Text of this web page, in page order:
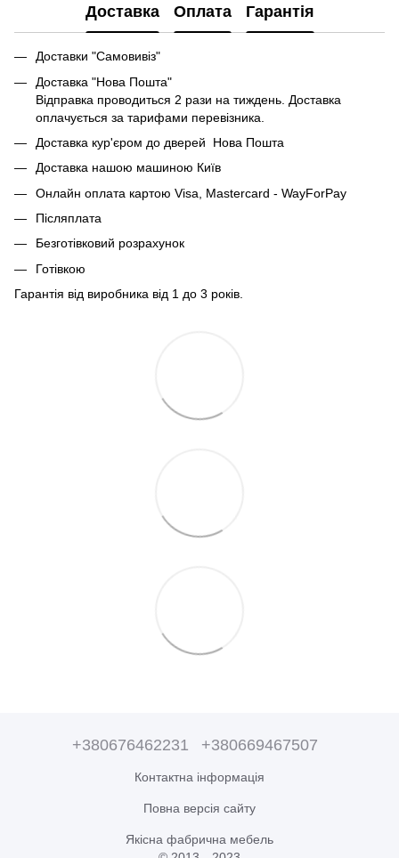
Доставка Оплата Гарантія
Доставки "Самовивіз"
Доставка "Нова Пошта"
Відправка проводиться 2 рази на тиждень. Доставка
оплачується за тарифами перевізника.
Доставка кур'єром до дверей Нова Пошта
Доставка нашою машиною Київ
Онлайн оплата картою Visa, Mastercard - WayForPay
Післяплата
Безготівковий розрахунок
Готівкою
Гарантія від виробника від 1 до 3 років.
+380676462231 +380669467507
Контактна інформація
Повна версія сайту
Якісна фабрична мебель